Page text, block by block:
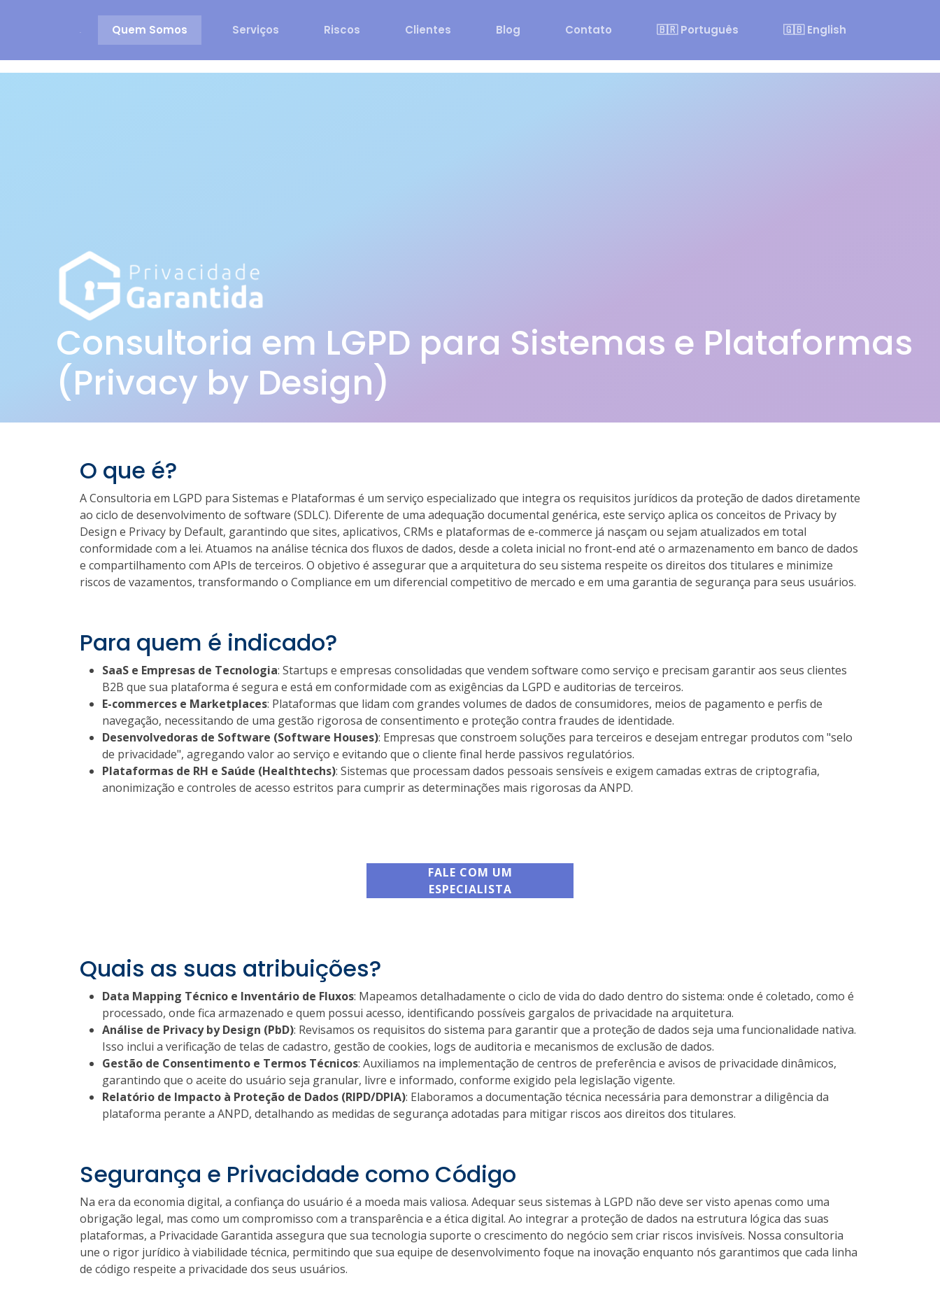
Quem Somos Serviços Riscos Clientes Blog Contato 🇧🇷 Português 🇬🇧 English
Consultoria em LGPD para Sistemas e Plataformas
(Privacy by Design)
O que é?
A Consultoria em LGPD para Sistemas e Plataformas é um serviço especializado que integra os requisitos jurídicos da proteção de dados diretamente
ao ciclo de desenvolvimento de software (SDLC). Diferente de uma adequação documental genérica, este serviço aplica os conceitos de Privacy by
Design e Privacy by Default, garantindo que sites, aplicativos, CRMs e plataformas de e-commerce já nasçam ou sejam atualizados em total
conformidade com a lei. Atuamos na análise técnica dos fluxos de dados, desde a coleta inicial no front-end até o armazenamento em banco de dados
e compartilhamento com APIs de terceiros. O objetivo é assegurar que a arquitetura do seu sistema respeite os direitos dos titulares e minimize
riscos de vazamentos, transformando o Compliance em um diferencial competitivo de mercado e em uma garantia de segurança para seus usuários.
Para quem é indicado?
SaaS e Empresas de Tecnologia: Startups e empresas consolidadas que vendem software como serviço e precisam garantir aos seus clientes
B2B que sua plataforma é segura e está em conformidade com as exigências da LGPD e auditorias de terceiros.
E-commerces e Marketplaces: Plataformas que lidam com grandes volumes de dados de consumidores, meios de pagamento e perfis de
navegação, necessitando de uma gestão rigorosa de consentimento e proteção contra fraudes de identidade.
Desenvolvedoras de Software (Software Houses): Empresas que constroem soluções para terceiros e desejam entregar produtos com "selo
de privacidade", agregando valor ao serviço e evitando que o cliente final herde passivos regulatórios.
Plataformas de RH e Saúde (Healthtechs): Sistemas que processam dados pessoais sensíveis e exigem camadas extras de criptografia,
anonimização e controles de acesso estritos para cumprir as determinações mais rigorosas da ANPD.
FALE COM UM
ESPECIALISTA
Quais as suas atribuições?
Data Mapping Técnico e Inventário de Fluxos: Mapeamos detalhadamente o ciclo de vida do dado dentro do sistema: onde é coletado, como é
processado, onde fica armazenado e quem possui acesso, identificando possíveis gargalos de privacidade na arquitetura.
Análise de Privacy by Design (PbD): Revisamos os requisitos do sistema para garantir que a proteção de dados seja uma funcionalidade nativa.
Isso inclui a verificação de telas de cadastro, gestão de cookies, logs de auditoria e mecanismos de exclusão de dados.
Gestão de Consentimento e Termos Técnicos: Auxiliamos na implementação de centros de preferência e avisos de privacidade dinâmicos,
garantindo que o aceite do usuário seja granular, livre e informado, conforme exigido pela legislação vigente.
Relatório de Impacto à Proteção de Dados (RIPD/DPIA): Elaboramos a documentação técnica necessária para demonstrar a diligência da
plataforma perante a ANPD, detalhando as medidas de segurança adotadas para mitigar riscos aos direitos dos titulares.
Segurança e Privacidade como Código
Na era da economia digital, a confiança do usuário é a moeda mais valiosa. Adequar seus sistemas à LGPD não deve ser visto apenas como uma
obrigação legal, mas como um compromisso com a transparência e a ética digital. Ao integrar a proteção de dados na estrutura lógica das suas
plataformas, a Privacidade Garantida assegura que sua tecnologia suporte o crescimento do negócio sem criar riscos invisíveis. Nossa consultoria
une o rigor jurídico à viabilidade técnica, permitindo que sua equipe de desenvolvimento foque na inovação enquanto nós garantimos que cada linha
de código respeite a privacidade dos seus usuários.